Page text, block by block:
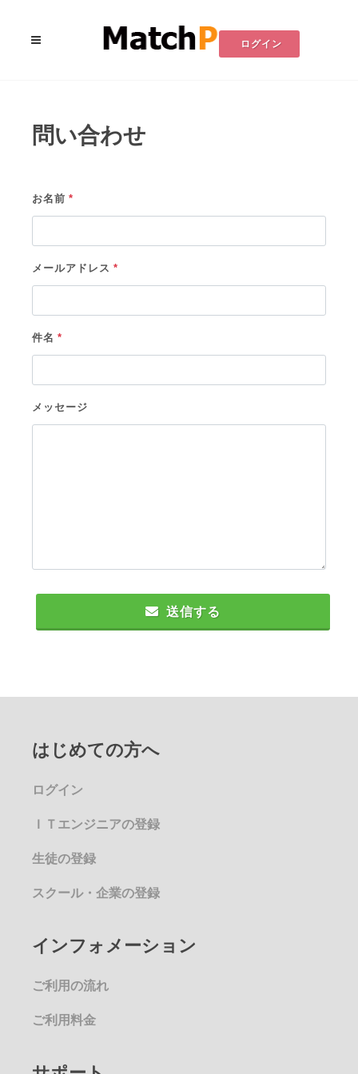
ログイン
問い合わせ
お名前 *
メールアドレス *
件名 *
メッセージ
送信する
はじめての方へ
ログイン
ＩＴエンジニアの登録
生徒の登録
スクール・企業の登録
インフォメーション
ご利用の流れ
ご利用料金